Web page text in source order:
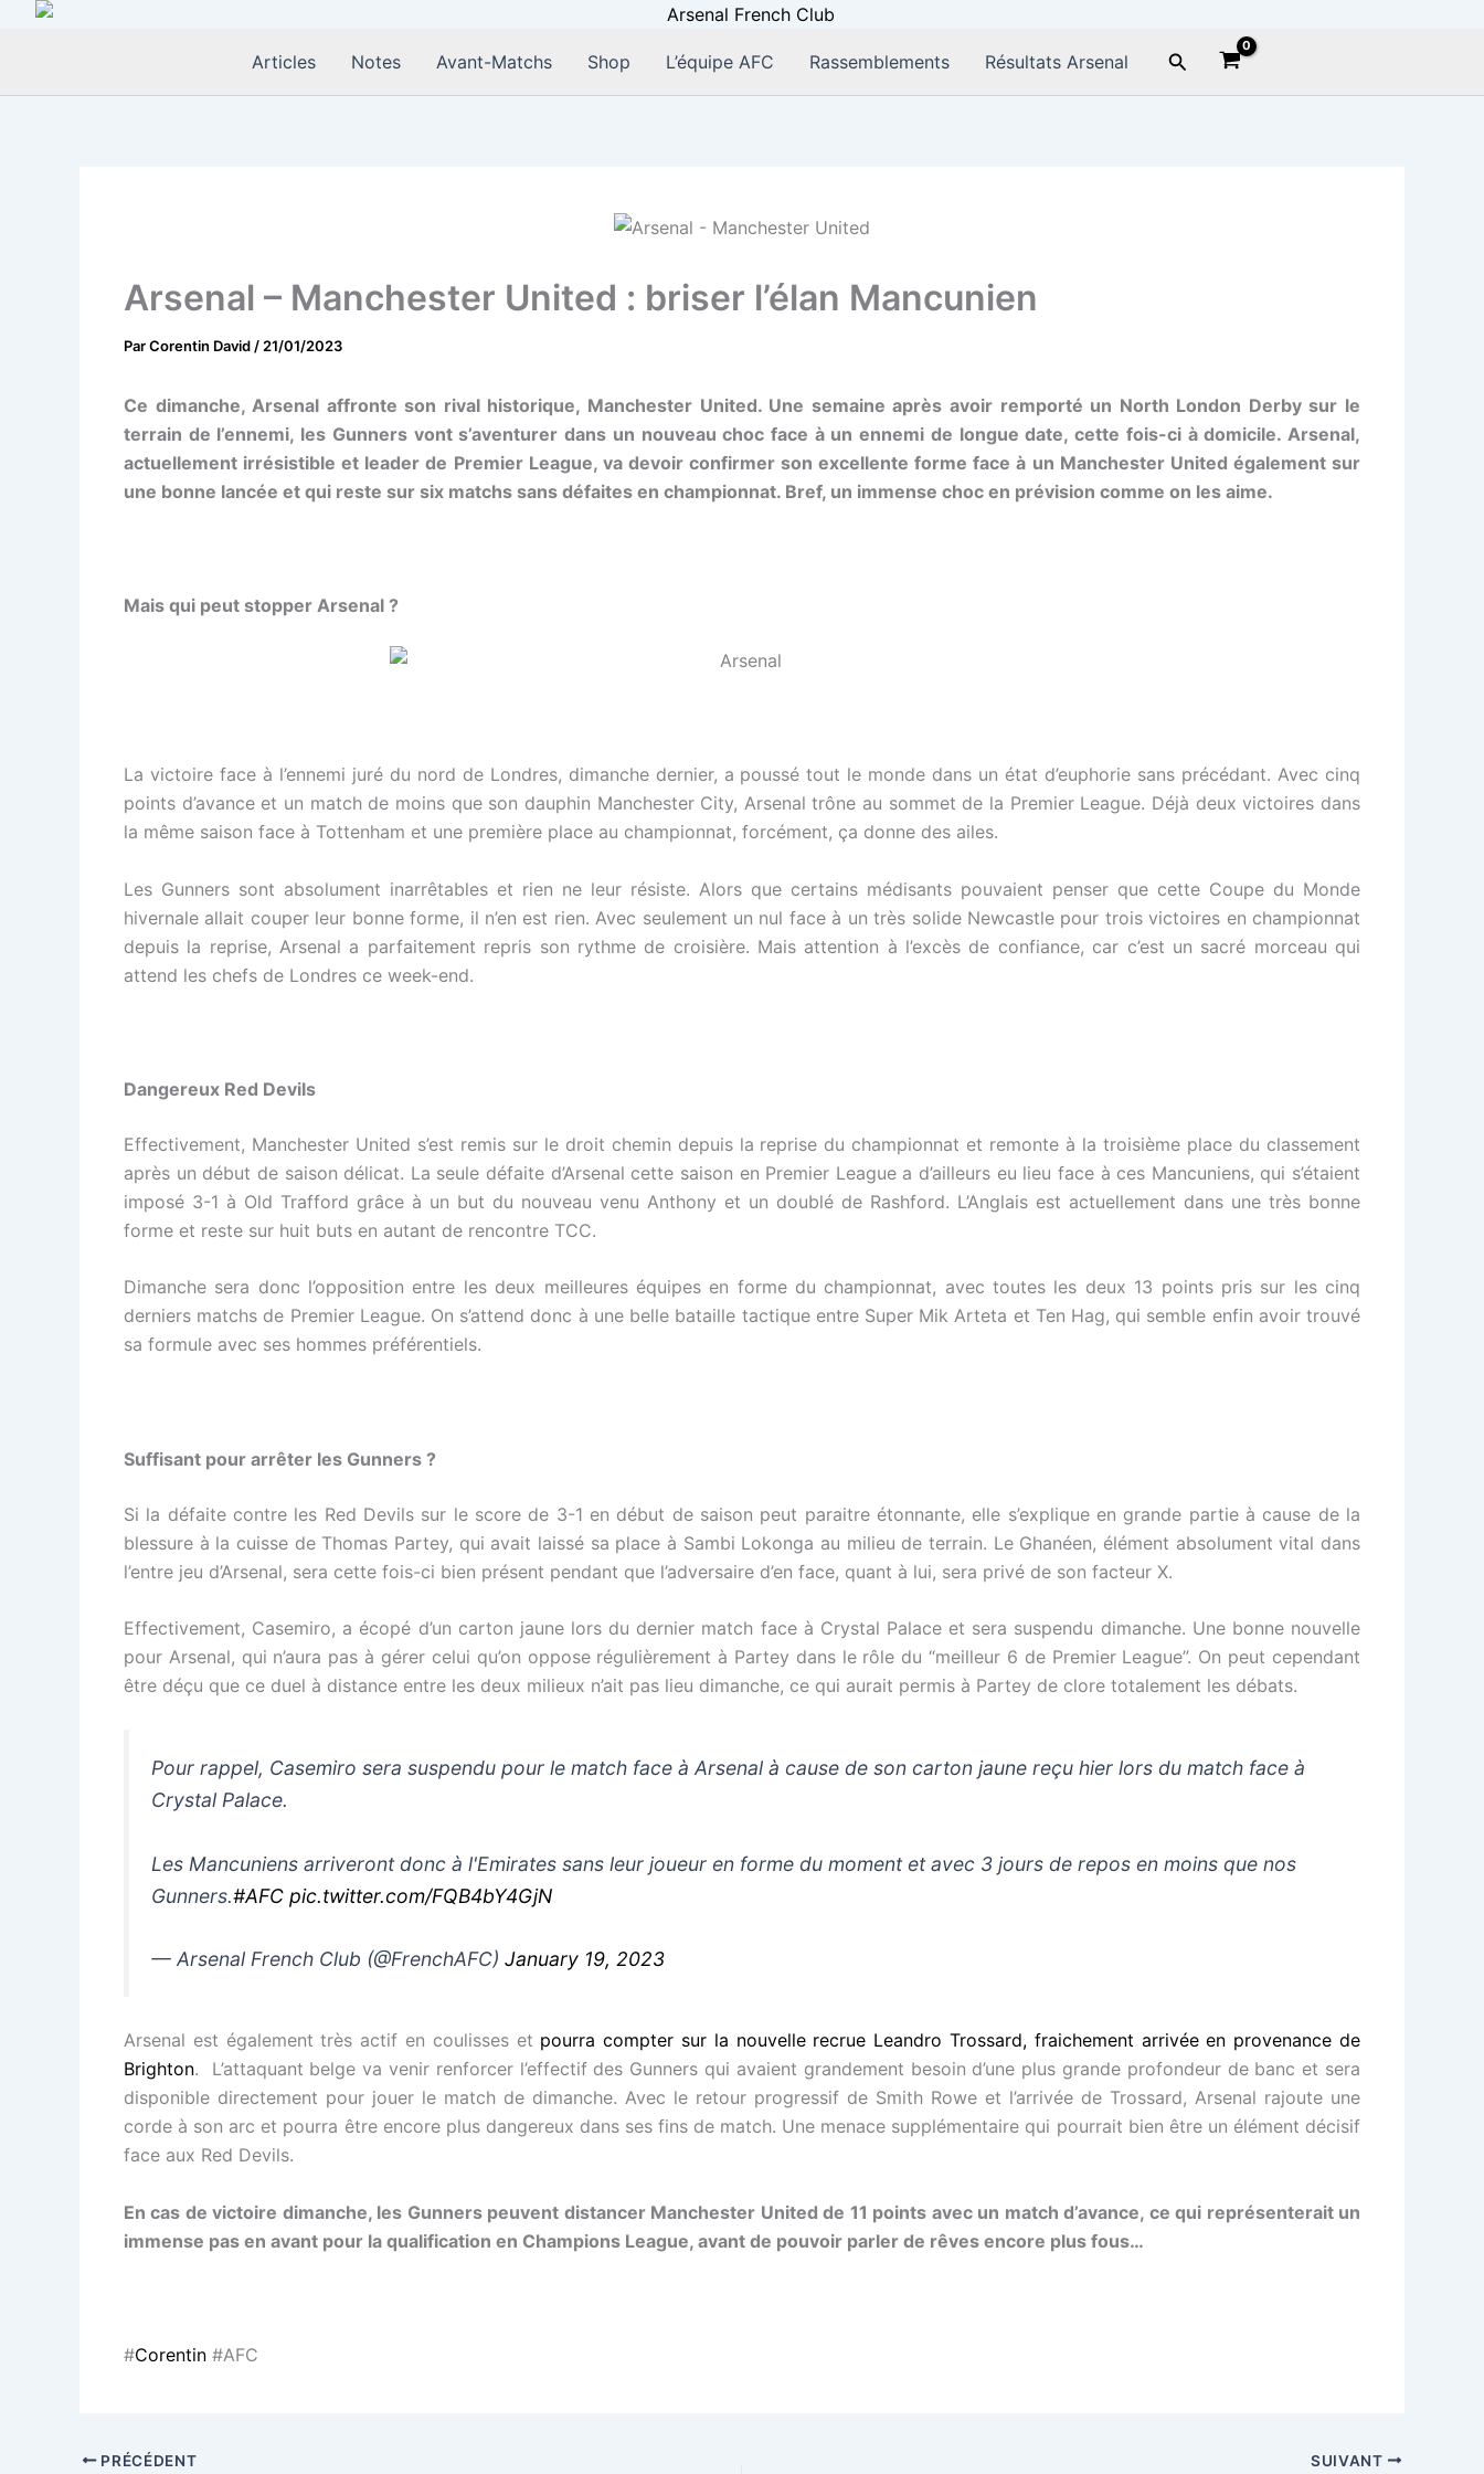
Aller
Articles Notes Avant-Matchs Shop L’équipe AFC Rassemblements Résultats Arsenal Rechercher
Arsenal – Manchester United : briser l’élan Mancunien
ParCorentin David / 21/01/2023
Ce dimanche, Arsenal affronte son rival historique, Manchester United. Une semaine après avoir remporté un North London Derby sur le
terrain de l’ennemi, les Gunners vont s’aventurer dans un nouveau choc face à un ennemi de longue date, cette fois-ci à domicile. Arsenal,
actuellement irrésistible et leader de Premier League, va devoir confirmer son excellente forme face à un Manchester United également sur
une bonne lancée et qui reste sur six matchs sans défaites en championnat. Bref, un immense choc en prévision comme on les aime.
Mais qui peut stopper Arsenal ?
La victoire face à l’ennemi juré du nord de Londres, dimanche dernier, a poussé tout le monde dans un état d’euphorie sans précédant. Avec cinq
points d’avance et un match de moins que son dauphin Manchester City, Arsenal trône au sommet de la Premier League. Déjà deux victoires dans
la même saison face à Tottenham et une première place au championnat, forcément, ça donne des ailes.
Les Gunners sont absolument inarrêtables et rien ne leur résiste. Alors que certains médisants pouvaient penser que cette Coupe du Monde
hivernale allait couper leur bonne forme, il n’en est rien. Avec seulement un nul face à un très solide Newcastle pour trois victoires en championnat
depuis la reprise, Arsenal a parfaitement repris son rythme de croisière. Mais attention à l’excès de confiance, car c’est un sacré morceau qui
attend les chefs de Londres ce week-end.
Dangereux Red Devils
Effectivement, Manchester United s’est remis sur le droit chemin depuis la reprise du championnat et remonte à la troisième place du classement
après un début de saison délicat. La seule défaite d’Arsenal cette saison en Premier League a d’ailleurs eu lieu face à ces Mancuniens, qui s’étaient
imposé 3-1 à Old Trafford grâce à un but du nouveau venu Anthony et un doublé de Rashford. L’Anglais est actuellement dans une très bonne
forme et reste sur huit buts en autant de rencontre TCC.
Dimanche sera donc l’opposition entre les deux meilleures équipes en forme du championnat, avec toutes les deux 13 points pris sur les cinq
derniers matchs de Premier League. On s’attend donc à une belle bataille tactique entre Super Mik Arteta et Ten Hag, qui semble enfin avoir trouvé
sa formule avec ses hommes préférentiels.
Suffisant pour arrêter les Gunners ?
Si la défaite contre les Red Devils sur le score de 3-1 en début de saison peut paraitre étonnante, elle s’explique en grande partie à cause de la
blessure à la cuisse de Thomas Partey, qui avait laissé sa place à Sambi Lokonga au milieu de terrain. Le Ghanéen, élément absolument vital dans
l’entre jeu d’Arsenal, sera cette fois-ci bien présent pendant que l’adversaire d’en face, quant à lui, sera privé de son facteur X.
Effectivement, Casemiro, a écopé d’un carton jaune lors du dernier match face à Crystal Palace et sera suspendu dimanche. Une bonne nouvelle
pour Arsenal, qui n’aura pas à gérer celui qu’on oppose régulièrement à Partey dans le rôle du “meilleur 6 de Premier League”. On peut cependant
être déçu que ce duel à distance entre les deux milieux n’ait pas lieu dimanche, ce qui aurait permis à Partey de clore totalement les débats.
Pour rappel, Casemiro sera suspendu pour le match face à Arsenal à cause de son carton jaune reçu hier lors du match face à
Crystal Palace.
Les Mancuniens arriveront donc à l'Emirates sans leur joueur en forme du moment et avec 3 jours de repos en moins que nos
Gunners.#AFC pic.twitter.com/FQB4bY4GjN
— Arsenal French Club (@FrenchAFC) January 19, 2023
Arsenal est également très actif en coulisses et pourra compter sur la nouvelle recrue Leandro Trossard, fraichement arrivée en provenance de
Brighton. L’attaquant belge va venir renforcer l’effectif des Gunners qui avaient grandement besoin d’une plus grande profondeur de banc et sera
disponible directement pour jouer le match de dimanche. Avec le retour progressif de Smith Rowe et l’arrivée de Trossard, Arsenal rajoute une
corde à son arc et pourra être encore plus dangereux dans ses fins de match. Une menace supplémentaire qui pourrait bien être un élément décisif
face aux Red Devils.
En cas de victoire dimanche, les Gunners peuvent distancer Manchester United de 11 points avec un match d’avance, ce qui représenterait un
immense pas en avant pour la qualification en Champions League, avant de pouvoir parler de rêves encore plus fous…
#Corentin #AFC
PRÉCÉDENT SUIVANT